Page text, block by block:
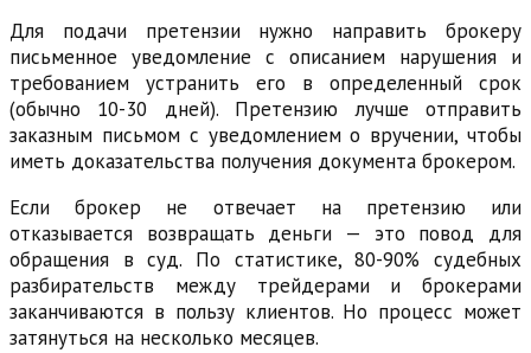
Для подачи претензии нужно направить брокеру
письменное уведомление с описанием нарушения и
требованием устранить его в определенный срок
(обычно 10-30 дней). Претензию лучше отправить
заказным письмом с уведомлением о вручении, чтобы
иметь доказательства получения документа брокером.
Если брокер не отвечает на претензию или
отказывается возвращать деньги — это повод для
обращения в суд. По статистике, 80-90% судебных
разбирательств между трейдерами и брокерами
заканчиваются в пользу клиентов. Но процесс может
затянуться на несколько месяцев.